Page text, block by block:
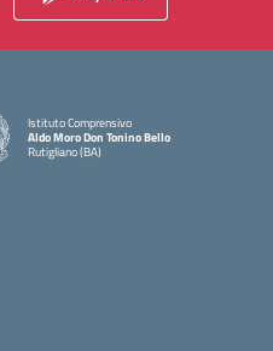
Istituto Comprensivo
Aldo Moro Don Tonino Bello
Rutigliano (BA)
— Visita la pagina iniziale della scuola